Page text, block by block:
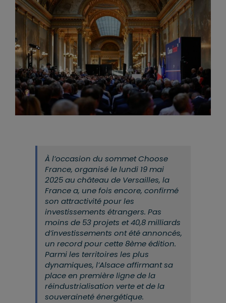
À l’occasion du sommet Choose
France, organisé le lundi 19 mai
2025 au château de Versailles, la
France a, une fois encore, confirmé
son attractivité pour les
investissements étrangers. Pas
moins de 53 projets et 40,8 milliards
d’investissements ont été annoncés,
un record pour cette 8ème édition.
Parmi les territoires les plus
dynamiques, l’Alsace affirmant sa
place en première ligne de la
réindustrialisation verte et de la
souveraineté énergétique.